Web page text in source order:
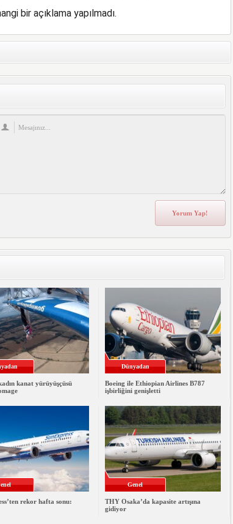
bir açıklama yapılmadı.
kanat yürüyüşçüsü
Dünyadan
Boeing ile Ethiopian Airlines B787
işbirliğini genişletti
rekor hafta sonu:
Genel
THY Osaka’da kapasite artışına
gidiyor